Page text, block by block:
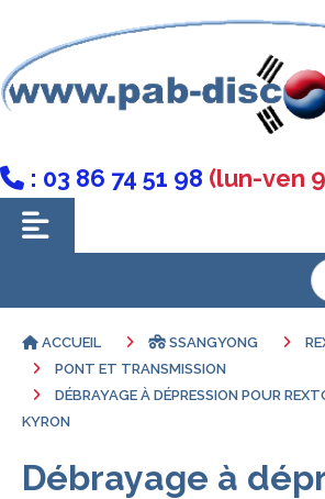
 : 03 86 74 51 98 (lun-ven
ACCUEIL SSANGYONG
PONT ET TRANSMISSION
DÉBRAYAGE À DÉPRESSION POUR
KYRON
Débrayage à